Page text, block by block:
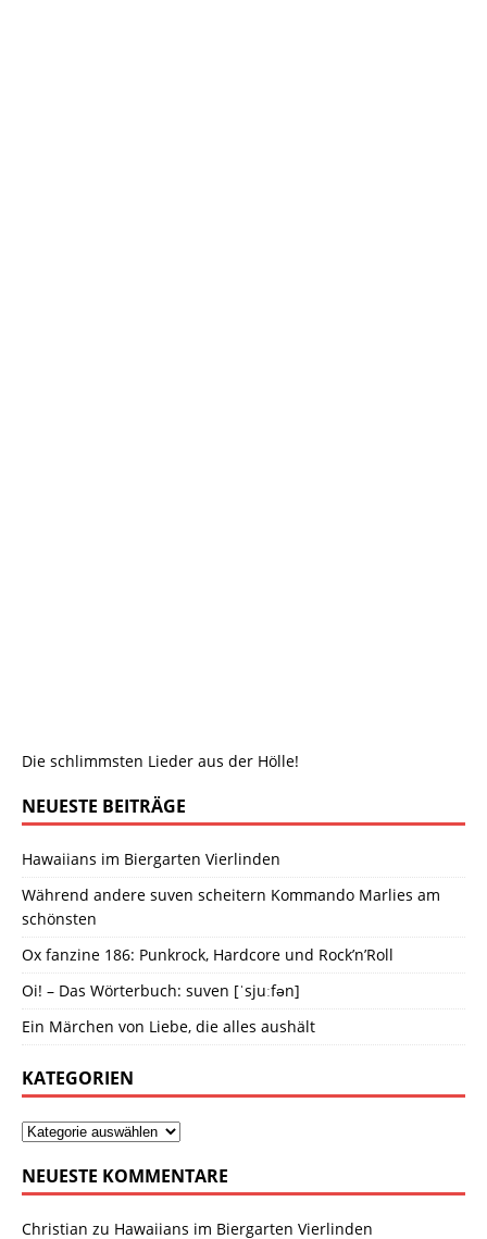
Die schlimmsten Lieder aus der Hölle!
NEUESTE BEITRÄGE
Hawaiians im Biergarten Vierlinden
Während andere suven scheitern Kommando Marlies am
schönsten
Ox fanzine 186: Punkrock, Hardcore und Rock’n’Roll
Oi! – Das Wörterbuch: suven [ˈsjuːfən]
Ein Märchen von Liebe, die alles aushält
KATEGORIEN
NEUESTE KOMMENTARE
Christian zu Hawaiians im Biergarten Vierlinden